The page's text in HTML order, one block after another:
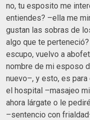
no, tu esposito me
entiendes? –ella me
gustan las sobras de
algo que te
escupo, vuelvo a
nombre de mi esposo
nuevo–, y esto, es
el hospital –masajeo
ahora lárgate o le
–sentencio con